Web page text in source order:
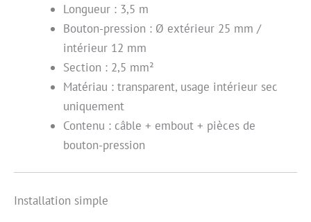
Longueur : 3,5 m
Bouton-pression : Ø extérieur 25 mm /
intérieur 12 mm
Section : 2,5 mm²
Matériau : transparent, usage intérieur sec
uniquement
Contenu : câble + embout + pièces de
bouton-pression
Installation simple